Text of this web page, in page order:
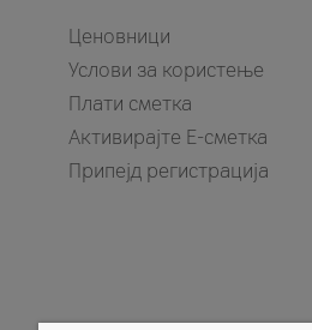
Ценовници
Услови за користење
Плати сметка
Активирајте Е-сметка
Припејд регистрација